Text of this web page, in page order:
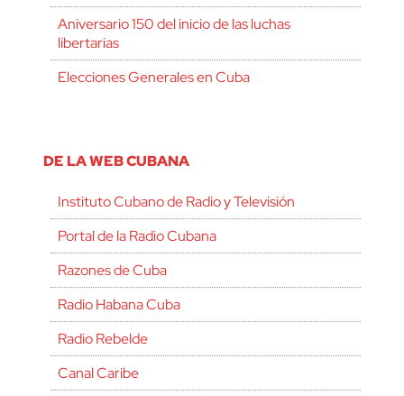
Aniversario 150 del inicio de las luchas
libertarias
Elecciones Generales en Cuba
DE LA WEB CUBANA
Instituto Cubano de Radio y Televisión
Portal de la Radio Cubana
Razones de Cuba
Radio Habana Cuba
Radio Rebelde
Canal Caribe